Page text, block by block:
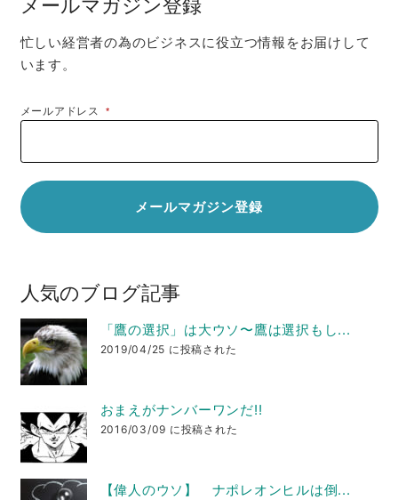
忙しい経営者の為のビジネスに役立つ情報をお届けして
います。
メールアドレス*
人気のブログ記事
「鷹の選択」は大ウソ〜鷹は選択もし...
2019/04/25 に投稿された
おまえがナンバーワンだ!!
2016/03/09 に投稿された
【偉人のウソ】 ナポレオンヒルは倒...